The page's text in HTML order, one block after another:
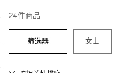
佩戴于肩上的斜挎包，有所有不同
原材料，搭配上让人不可抗拒的细
圆润正符合女性身体，保证实用的
24件商品
女士